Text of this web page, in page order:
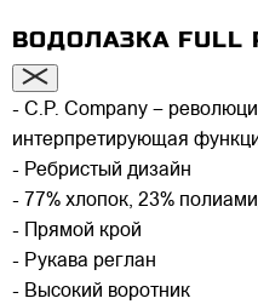
ВОДОЛАЗКА FULL
- C.P. Company –
интерпретирующая
- Ребристый дизайн
- 77% хлопок, 23%
- Прямой крой
- Рукава реглан
- Высокий воротник